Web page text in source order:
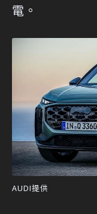
電。
AUDI提供